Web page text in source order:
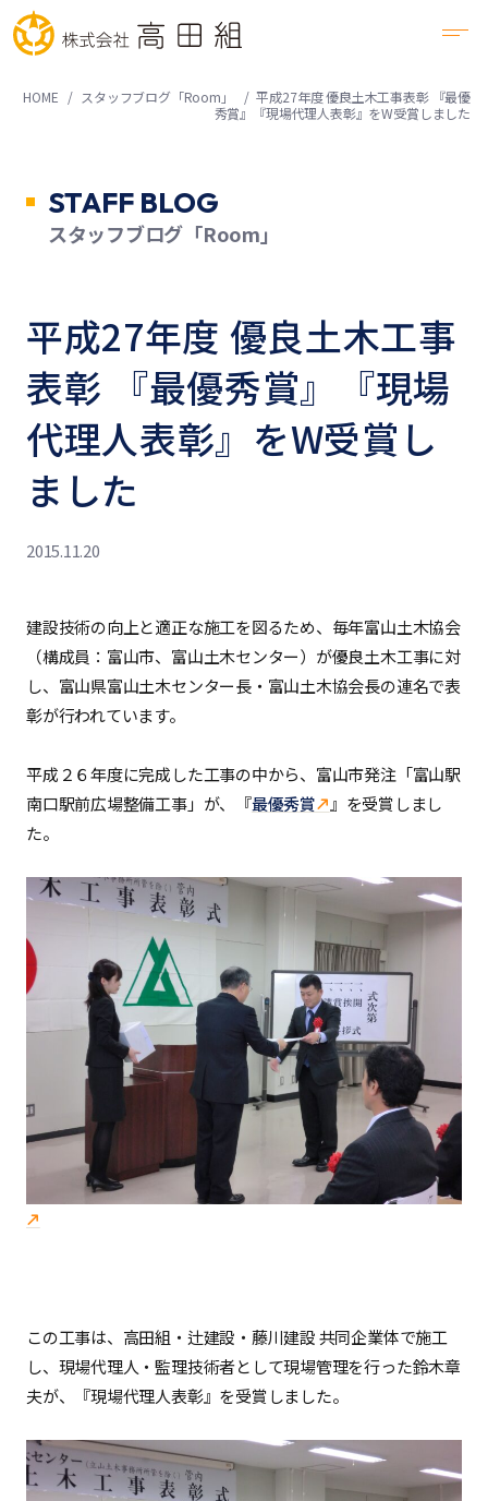
HOME スタッフブログ「Room」
平成27年度 優良土木工事表彰 『最優
秀賞』『現場代理人表彰』をW受賞しました
STAFF BLOG
スタッフブログ「Room」
平成27年度 優良土木工事
表彰 『最優秀賞』『現場
代理人表彰』をW受賞し
ました
2015.11.20
建設技術の向上と適正な施工を図るため、毎年富山土木協会
（構成員：富山市、富山土木センター）が優良土木工事に対
し、富山県富山土木センター長・富山土木協会長の連名で表
彰が行われています。
平成２６年度に完成した工事の中から、富山市発注「富山駅
南口駅前広場整備工事」が、『最優秀賞
』を受賞しまし
た。
この工事は、高田組・辻建設・藤川建設 共同企業体で施工
し、現場代理人・監理技術者として現場管理を行った鈴木章
夫が、『現場代理人表彰』を受賞しました。